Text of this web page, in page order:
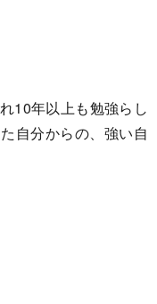
10年以上も勉強らし
自分からの、強い自